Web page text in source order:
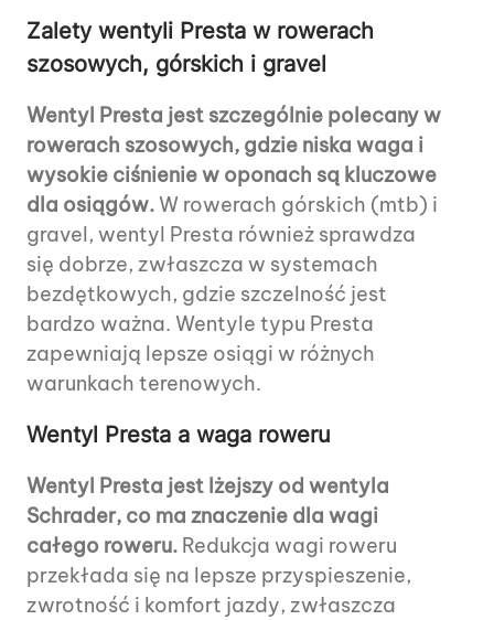
Zalety wentyli Presta w rowerach
szosowych, górskich i gravel
Wentyl Presta jest szczególnie polecany w
rowerach szosowych, gdzie niska waga i
wysokie ciśnienie w oponach są kluczowe
dla osiągów. W rowerach górskich (mtb) i
gravel, wentyl Presta również sprawdza
się dobrze, zwłaszcza w systemach
bezdętkowych, gdzie szczelność jest
bardzo ważna. Wentyle typu Presta
zapewniają lepsze osiągi w różnych
warunkach terenowych.
Wentyl Presta a waga roweru
Wentyl Presta jest lżejszy od wentyla
Schrader, co ma znaczenie dla wagi
całego roweru. Redukcja wagi roweru
przekłada się na lepsze przyspieszenie,
zwrotność i komfort jazdy, zwłaszcza